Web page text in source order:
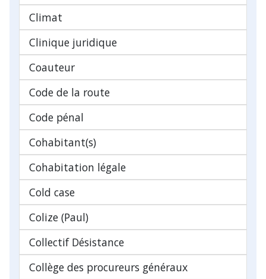
Climat
Clinique juridique
Coauteur
Code de la route
Code pénal
Cohabitant(s)
Cohabitation légale
Cold case
Colize (Paul)
Collectif Désistance
Collège des procureurs généraux